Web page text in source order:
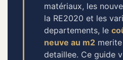
matériaux, les
la RE2020 et les
departements, le
neuve au m2
detaillee. Ce guide